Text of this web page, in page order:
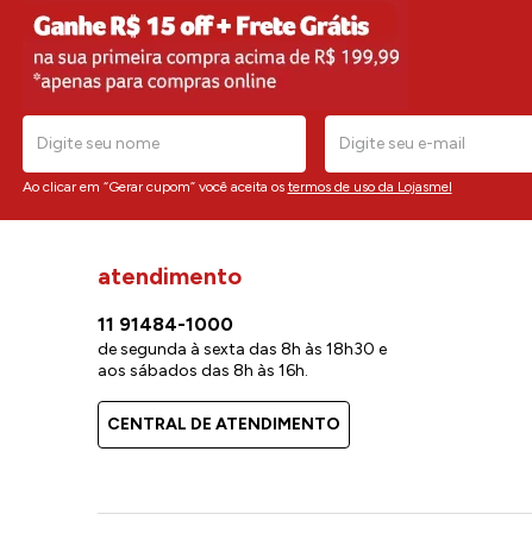
Ao clicar em “Gerar cupom” você aceita os termos de uso da Lojasmel
atendimento
11 91484-1000
de segunda à sexta das 8h às 18h30 e
aos sábados das 8h às 16h.
CENTRAL DE ATENDIMENTO